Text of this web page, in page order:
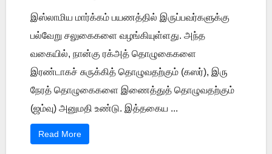
இஸ்லாமிய மார்க்கம் பயணத்தில் இருப்பவர்களுக்கு
பல்வேறு சலுகைகளை வழங்கியுள்ளது. அந்த
வகையில், நான்கு ரக்அத் தொழுகைகளை
இரண்டாகச் சுருக்கித் தொழுவதற்கும் (கஸர்), இரு
நேரத் தொழுகைகளை இணைத்துத் தொழுவதற்கும்
(ஜம்வு) அனுமதி உண்டு. இத்தகைய ...
Read More